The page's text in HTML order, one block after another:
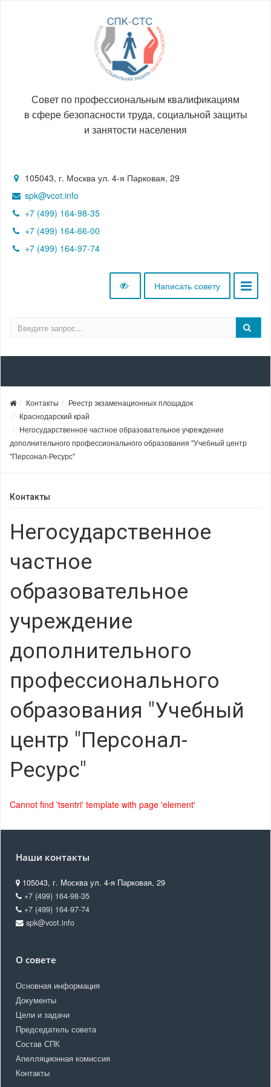
Совет по профессиональным квалификациям
в сфере безопасности труда, социальной защиты
и занятости населения
105043, г. Москва ул. 4-я Парковая, 29
spk@vcot.info
+7 (499) 164-98-35
+7 (499) 164-66-00
+7 (499) 164-97-74
Написать совету
Контакты
Реестр экзаменационных площадок
Краснодарский край
Негосударственное частное образовательное учреждение
дополнительного профессионального образования "Учебный центр
"Персонал-Ресурс"
Контакты
Негосударственное
частное
образовательное
учреждение
дополнительного
профессионального
образования "Учебный
центр "Персонал-
Ресурс"
Cannot find 'tsentri' template with page 'element'
Наши контакты
105043, г. Москва ул. 4-я Парковая, 29
+7 (499) 164-98-35
+7 (499) 164-97-74
spk@vcot.info
О совете
Основная информация
Документы
Цели и задачи
Председатель совета
Состав СПК
Апелляционная комиссия
Контакты